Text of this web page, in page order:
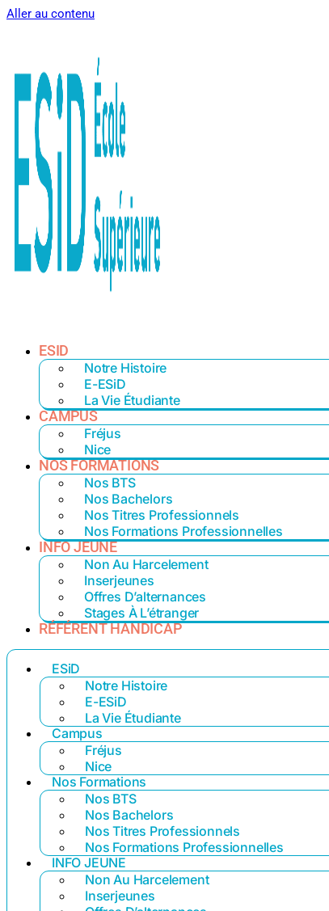
Aller au contenu
ESID
Notre Histoire
E-ESiD
La Vie Étudiante
CAMPUS
Fréjus
Nice
NOS FORMATIONS
Nos BTS
Nos Bachelors
Nos Titres Professionnels
Nos Formations Professionnelles
INFO JEUNE
Non Au Harcelement
Inserjeunes
Offres D’alternances
Stages À L’étranger
RÉFÉRENT HANDICAP
ESiD
Notre Histoire
E-ESiD
La Vie Étudiante
Campus
Fréjus
Nice
Nos Formations
Nos BTS
Nos Bachelors
Nos Titres Professionnels
Nos Formations Professionnelles
INFO JEUNE
Non Au Harcelement
Inserjeunes